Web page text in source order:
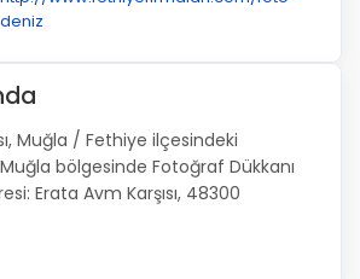
deniz
Muğla / Fethiye ilçesindeki
bölgesinde Fotoğraf Dükkanı
Erata Avm Karşısı, 48300